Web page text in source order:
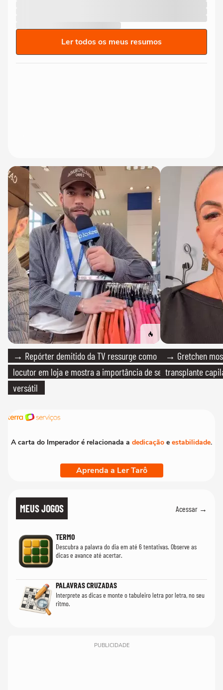
Ler todos os meus resumos
→ Repórter demitido da TV ressurge como
locutor em loja e mostra a importância de ser
versátil
→ Gretchen
transplante
A carta do Imperador é relacionada a dedicação e estabilidade.
Aprenda a Ler Tarô
MEUS JOGOS Acessar →
TERMO
Descubra a palavra do dia em até 6 tentativas. Observe as
dicas e avance até acertar.
PALAVRAS CRUZADAS
Interprete as dicas e monte o tabuleiro letra por letra, no seu
ritmo.
PUBLICIDADE